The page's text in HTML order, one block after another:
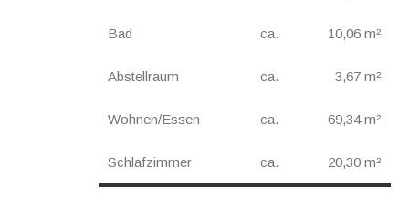
Bad ca. 10,06 m²
Abstellraum ca. 3,67 m²
Wohnen/Essen ca. 69,34 m²
Schlafzimmer ca. 20,30 m²